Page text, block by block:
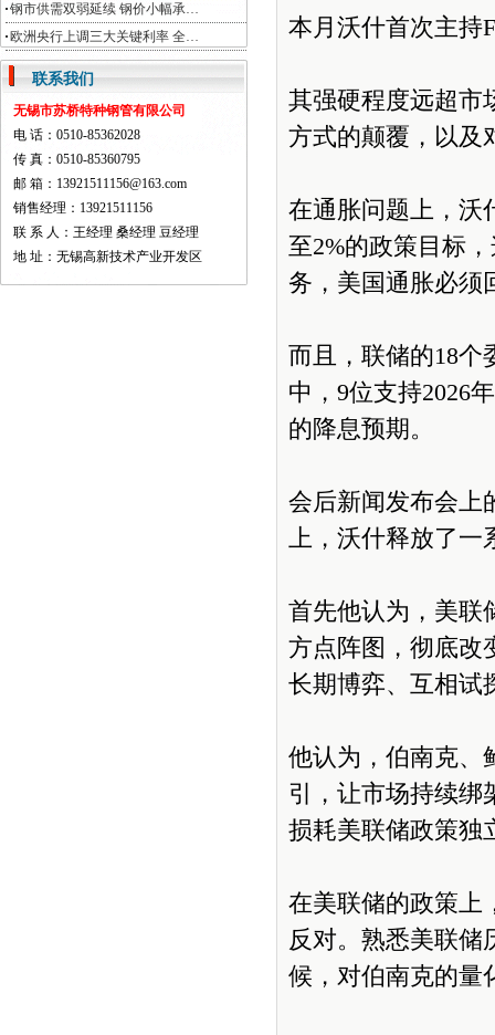
钢市供需双弱延续 钢价小幅承…
欧洲央行上调三大关键利率 全…
联系我们
无锡市苏桥特种钢管有限公司
电 话：0510-85362028
传 真：0510-85360795
邮 箱：13921511156@163.com
销售经理：13921511156
联 系 人：王经理 桑经理 豆经理
地 址：无锡高新技术产业开发区
本月沃什首次主持
其强硬程度远超市
方式的颠覆，以及
在通胀问题上，沃
至2%的政策目标
务，美国通胀必须
而且，联储的18个
中，9位支持2026
的降息预期。
会后新闻发布会上
上，沃什释放了一
首先他认为，美联
方点阵图，彻底改
长期博弈、互相试
他认为，伯南克、
引，让市场持续绑
损耗美联储政策独
在美联储的政策上
反对。熟悉美联储
候，对伯南克的量